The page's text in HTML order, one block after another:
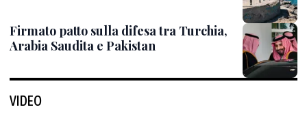
Firmato patto sulla difesa tra Turchia,
Arabia Saudita e Pakistan
VIDEO